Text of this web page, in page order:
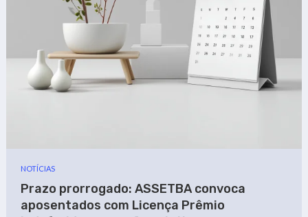
NOTÍCIAS
Prazo prorrogado: ASSETBA convoca
aposentados com Licença Prêmio